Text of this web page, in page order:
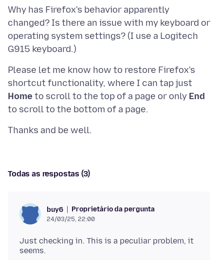
Why has Firefox's behavior apparently
changed? Is there an issue with my keyboard or
operating system settings? (I use a Logitech
Please let me know how to restore Firefox's
shortcut functionality, where I can tap just
Home to scroll to the top of a page or only End
Todas as respostas (3)
buy6 Proprietário da pergunta
24/03/25, 22:00
Just checking in. This is a peculiar problem, it